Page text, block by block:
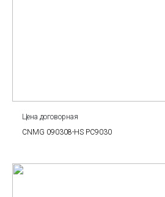
Цена договорная
CNMG 090308-HS PC9030